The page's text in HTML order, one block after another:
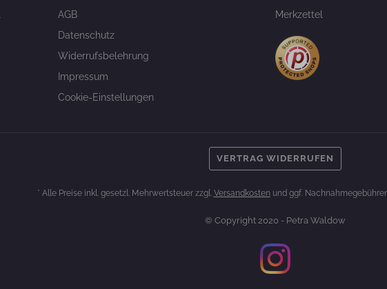
AGB
Datenschutz
Widerrufsbelehrung
Impressum
Cookie-Einstellungen
Merkzettel
VERTRAG WIDERRUFEN
* Alle Preise inkl. gesetzl. Mehrwertsteuer zzgl. Versandkosten und ggf.
© Copyright 2020 - Petra Waldow